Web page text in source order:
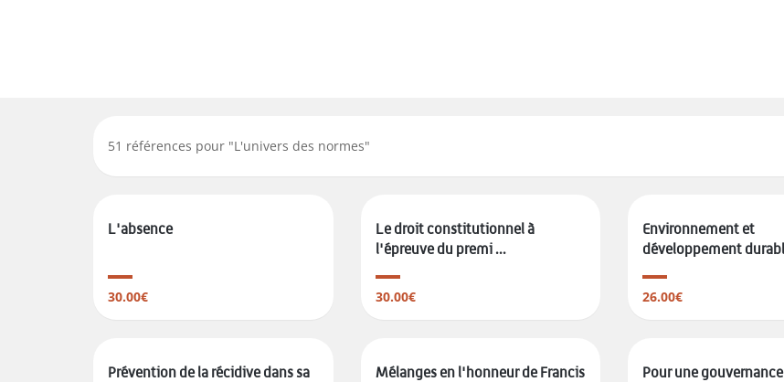
51 références pour "L'univers des normes"
L'absence
30.00€
Le droit constitutionnel à
l'épreuve du premi ...
30.00€
Environnement et
développement
26.00€
Prévention de la récidive dans sa
Mélanges en l'honneur de Francis
Pour une gouvernance